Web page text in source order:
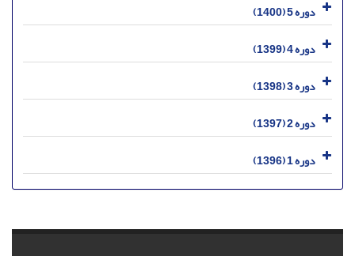
دوره 5 (1400)
دوره 4 (1399)
دوره 3 (1398)
دوره 2 (1397)
دوره 1 (1396)